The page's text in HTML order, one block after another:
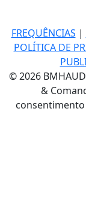
FREQUÊNCIAS |
POLÍTICA DE
© 2026
&